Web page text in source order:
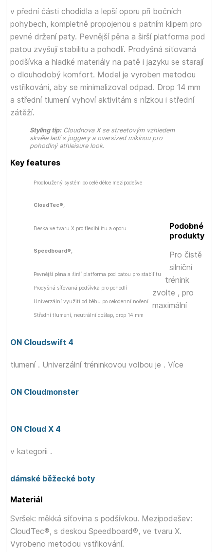
v přední části chodidla a lepší oporu při bočních
pohybech, kompletně propojenou s patním klipem pro
pevné držení paty. Pevnější pěna a širší platforma pod
patou zvyšují stabilitu a pohodlí. Prodyšná síťovaná
podšívka a hladké materiály na patě i jazyku se starají
o dlouhodobý komfort. Model je vyroben metodou
vstřikování, aby se minimalizoval odpad. Drop 14 mm
a střední tlumení vyhoví aktivitám s nízkou i střední
zátěží.
Styling tip:Cloudnova X se streetovým vzhledem
skvěle ladí s joggery a oversized mikinou pro
pohodlný athleisure look.
Key features
Prodloužený systém
CloudTec®,
po celé délce mezipodešve
Deska
Speedboard®,
ve tvaru X pro flexibilitu a oporu
Pevnější pěna a širší platforma pod patou pro stabilitu
Prodyšná síťovaná podšívka pro pohodlí
Univerzální využití od běhu po celodenní nošení
Střední tlumení, neutrální došlap, drop 14 mm
Podobné
produkty
Pro čistě
silniční
trénink
zvolte
ON Cloudswift 4
, pro
maximální
tlumení
ON Cloudmonster
. Univerzální tréninkovou volbou je
ON Cloud X 4
. Více
v kategorii
dámské běžecké boty
.
Materiál
Svršek: měkká síťovina s podšívkou. Mezipodešev:
CloudTec®, s deskou Speedboard®, ve tvaru X.
Vyrobeno metodou vstřikování.